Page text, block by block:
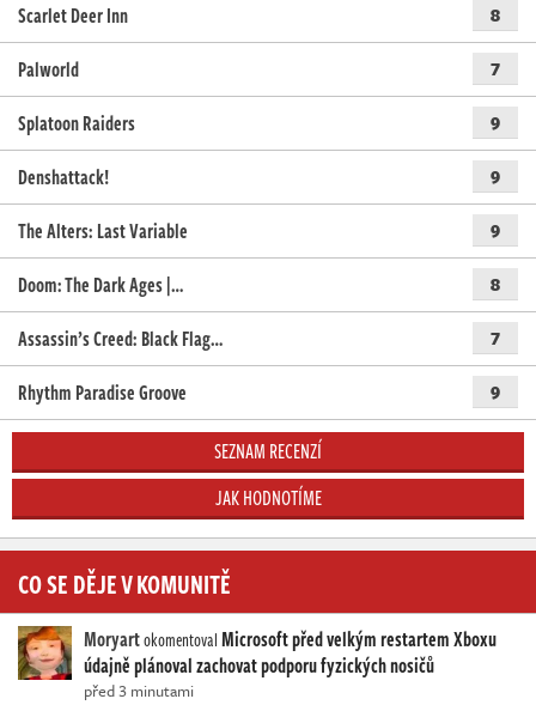
Scarlet Deer Inn
8
Palworld 7
Splatoon Raiders 9
Denshattack! 9
The Alters: Last Variable 9
Doom: The Dark Ages |… 8
Assassin’s Creed: Black Flag… 7
Rhythm Paradise Groove 9
SEZNAM RECENZÍ
JAK HODNOTÍME
CO SE DĚJE V KOMUNITĚ
MoryartokomentovalMicrosoft před velkým restartem Xboxu
údajně plánoval zachovat podporu fyzických nosičů
před 3 minutami